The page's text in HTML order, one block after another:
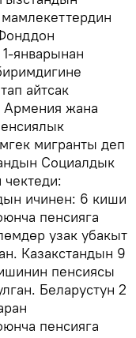
январынан
айтсак
Армения жана
мигранты деп
Социалдык
ичинен: 6 киши
пенсияга
узак убакыт
Казакстандын 9
пенсиясы
Беларустун 2
пенсияга